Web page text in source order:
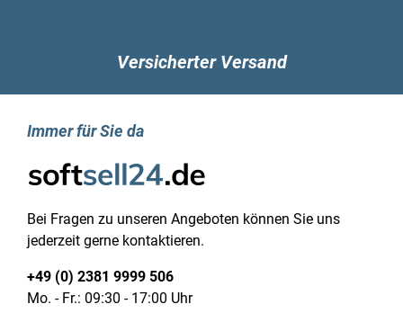
Versicherter Versand
Immer für Sie da
Bei Fragen zu unseren Angeboten können Sie uns
jederzeit gerne kontaktieren.
+49 (0) 2381 9999 506
Mo. - Fr.: 09:30 - 17:00 Uhr